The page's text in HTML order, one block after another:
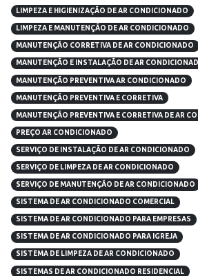
LIMPEZA E HIGIENIZAÇÃO DE AR CONDICIONADO
LIMPEZA E MANUTENÇÃO DE AR CONDICIONADO
MANUTENÇÃO CORRETIVA DE AR CONDICIONADO
MANUTENÇÃO E INSTALAÇÃO DE AR
MANUTENÇÃO PREVENTIVA AR CONDICIONADO
MANUTENÇÃO PREVENTIVA E CORRETIVA
MANUTENÇÃO PREVENTIVA E CORRETIVA DE AR
PREÇO AR CONDICIONADO
SERVIÇO DE INSTALAÇÃO DE AR CONDICIONADO
SERVIÇO DE LIMPEZA DE AR CONDICIONADO
SERVIÇO DE MANUTENÇÃO DE AR CONDICIONADO
SISTEMA DE AR CONDICIONADO COMERCIAL
SISTEMA DE AR CONDICIONADO PARA EMPRESAS
SISTEMA DE AR CONDICIONADO PARA IGREJA
SISTEMA DE LIMPEZA DE AR CONDICIONADO
SISTEMAS DE AR CONDICIONADO RESIDENCIAL